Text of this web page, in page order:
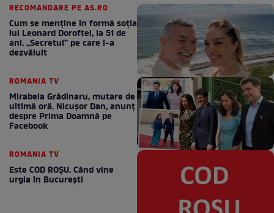
RECOMANDARE PE AS.RO
Cum se menţine în formă soţia
lui Leonard Doroftei, la 51 de
ani. „Secretul” pe care l-a
dezvăluit
ROMANIA TV
Mirabela Grădinaru, mutare de
ultimă oră. Nicuşor Dan, anunţ
despre Prima Doamnă pe
Facebook
ROMANIA TV
Este COD ROŞU. Când vine
urgia în Bucureşti